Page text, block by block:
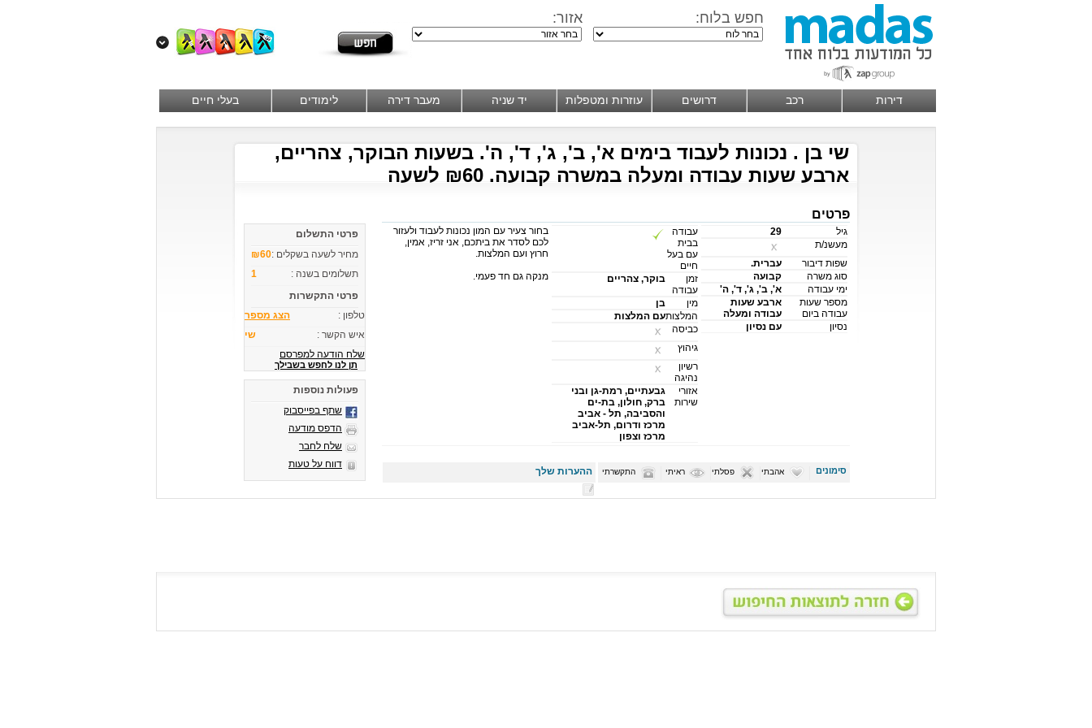
חפש בלוח: אזור:
דירות רכב דרושים עוזרות ומטפלות יד שניה מעבר דירה לימודים בעלי חיים
שי בן . נכונות לעבוד בימים א', ב', ג', ד', ה'. בשעות הבוקר, צהריים,
ארבע שעות עבודה ומעלה במשרה קבועה. ₪60 לשעה
פרטים
גיל
29
מעשנ/ת
שפות דיבור
עברית.
סוג משרה
קבועה
ימי עבודה
א', ב', ג', ד', ה'
מספר שעות
עבודה ביום
ארבע שעות
עבודה ומעלה
נסיון
עם נסיון
עבודה
בבית
עם בעל
חיים
זמן
עבודה
בוקר, צהריים
מין
בן
המלצותעם המלצות
כביסה
גיהוץ
רשיון
נהיגה
אזורי
שירות
גבעתיים, רמת-גן ובני
ברק, חולון, בת-ים
והסביבה, תל - אביב
מרכז ודרום, תל-אביב
מרכז וצפון
בחור צעיר עם המון נכונות לעבוד ולעזור
לכם לסדר את ביתכם, אני זריז, אמין,
חרוץ ועם המלצות.
מנקה גם חד פעמי.
סימונים אהבתי פסלתי ראיתי התקשרתי ההערות שלך
פרטי התשלום
מחיר לשעה בשקלים :₪60
תשלומים בשנה :
1
פרטי התקשרות
טלפון :
הצג מספר
איש הקשר :
שי
שלח הודעה למפרסם
תן לנו לחפש בשבילך
פעולות נוספות
שתף בפייסבוק
הדפס מודעה
שלח לחבר
דווח על טעות